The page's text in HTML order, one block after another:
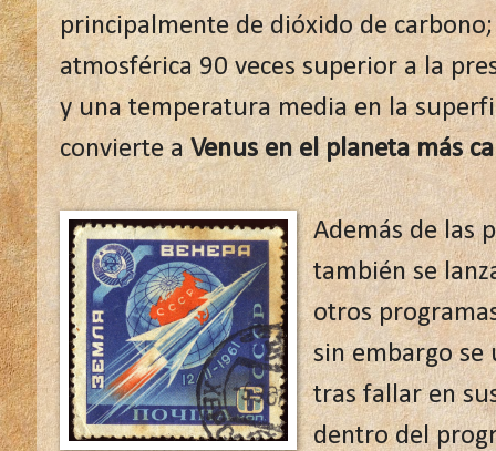
principalmente de dióxido de
atmosférica 90 veces superior a la
y una temperatura media en la
convierte aVenus en el planeta más
Además de las
también se
otros
sin embargo se
tras fallar en
dentro del